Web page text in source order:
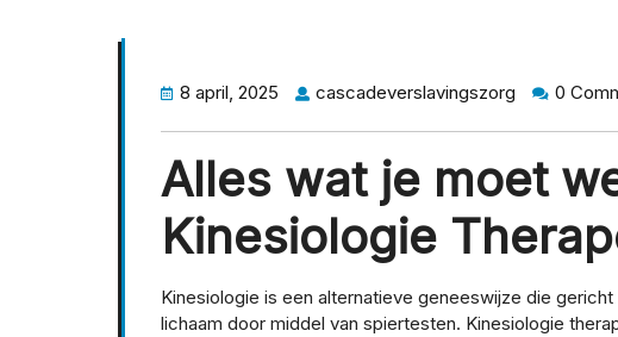
8 april, 2025 cascadeverslavingszorg 0
Alles wat je moet
Kinesiologie
Kinesiologie is een alternatieve geneeswijze die
lichaam door middel van spiertesten. Kinesiologie